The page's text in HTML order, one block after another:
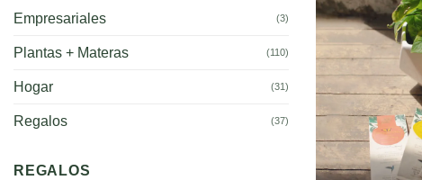
Empresariales (3)
Plantas + Materas (110)
Hogar (31)
Regalos (37)
REGALOS